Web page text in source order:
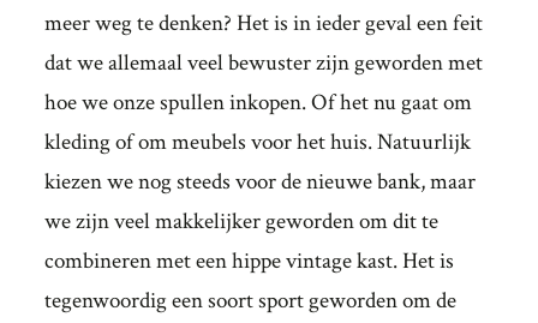
meer weg te denken? Het is in ieder geval een feit
dat we allemaal veel bewuster zijn geworden met
hoe we onze spullen inkopen. Of het nu gaat om
kleding of om meubels voor het huis. Natuurlijk
kiezen we nog steeds voor de nieuwe bank, maar
we zijn veel makkelijker geworden om dit te
combineren met een hippe vintage kast. Het is
tegenwoordig een soort sport geworden om de